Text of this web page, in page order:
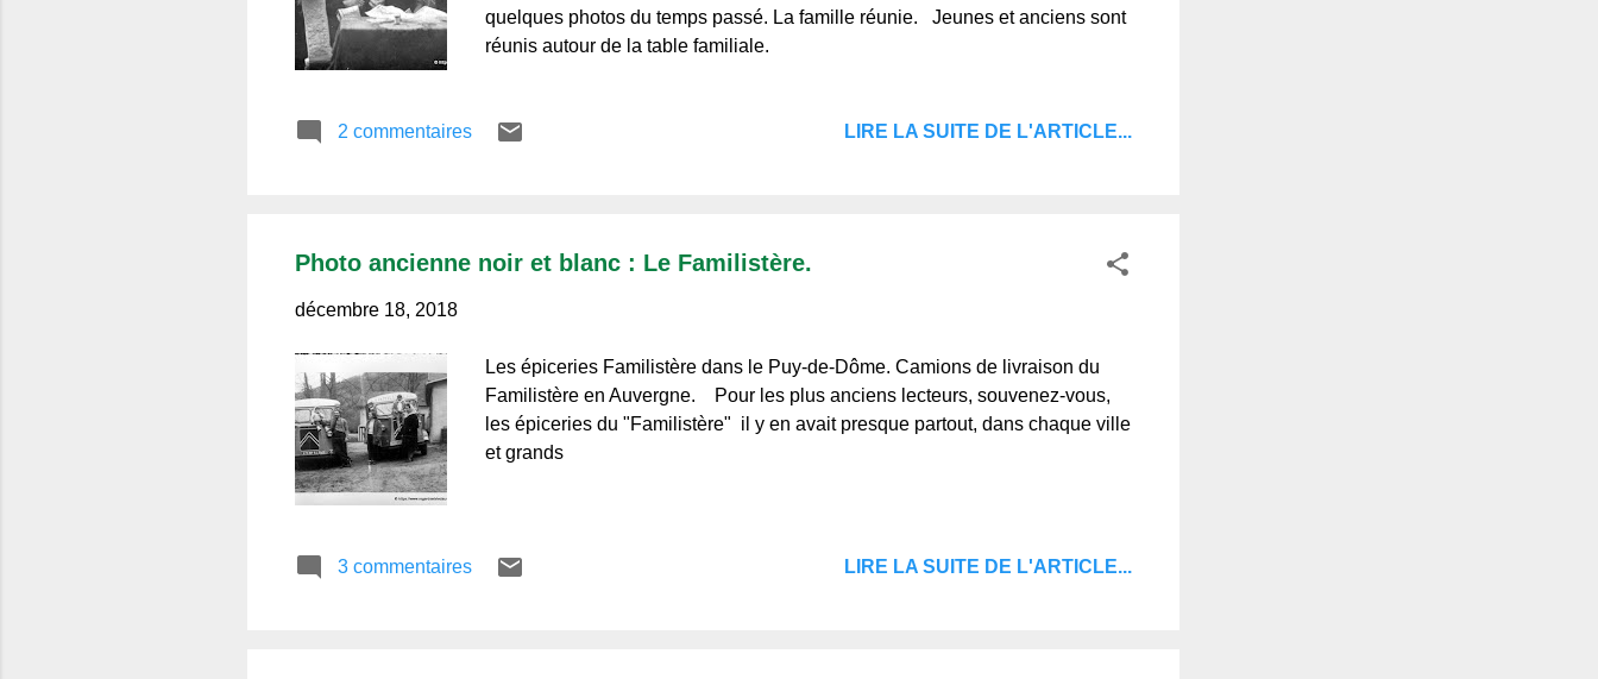
quelques photos du temps passé. La famille réunie. Jeunes et anciens sont
réunis autour de la table familiale.
2 commentaires LIRE LA SUITE DE L'ARTICLE...
Photo ancienne noir et blanc : Le Familistère.
décembre 18, 2018
Les épiceries Familistère dans le Puy-de-Dôme. Camions de livraison du
Familistère en Auvergne. Pour les plus anciens lecteurs, souvenez-vous,
les épiceries du "Familistère" il y en avait presque partout, dans chaque ville
et grands
3 commentaires LIRE LA SUITE DE L'ARTICLE...